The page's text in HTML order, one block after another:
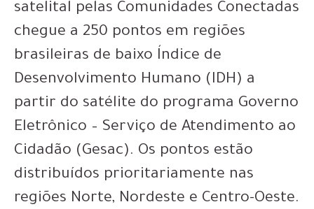
satelital pelas Comunidades Conectadas
chegue a 250 pontos em regiões
brasileiras de baixo Índice de
Desenvolvimento Humano (IDH) a
partir do satélite do programa Governo
Eletrônico – Serviço de Atendimento ao
Cidadão (Gesac). Os pontos estão
distribuídos prioritariamente nas
regiões Norte, Nordeste e Centro-Oeste.